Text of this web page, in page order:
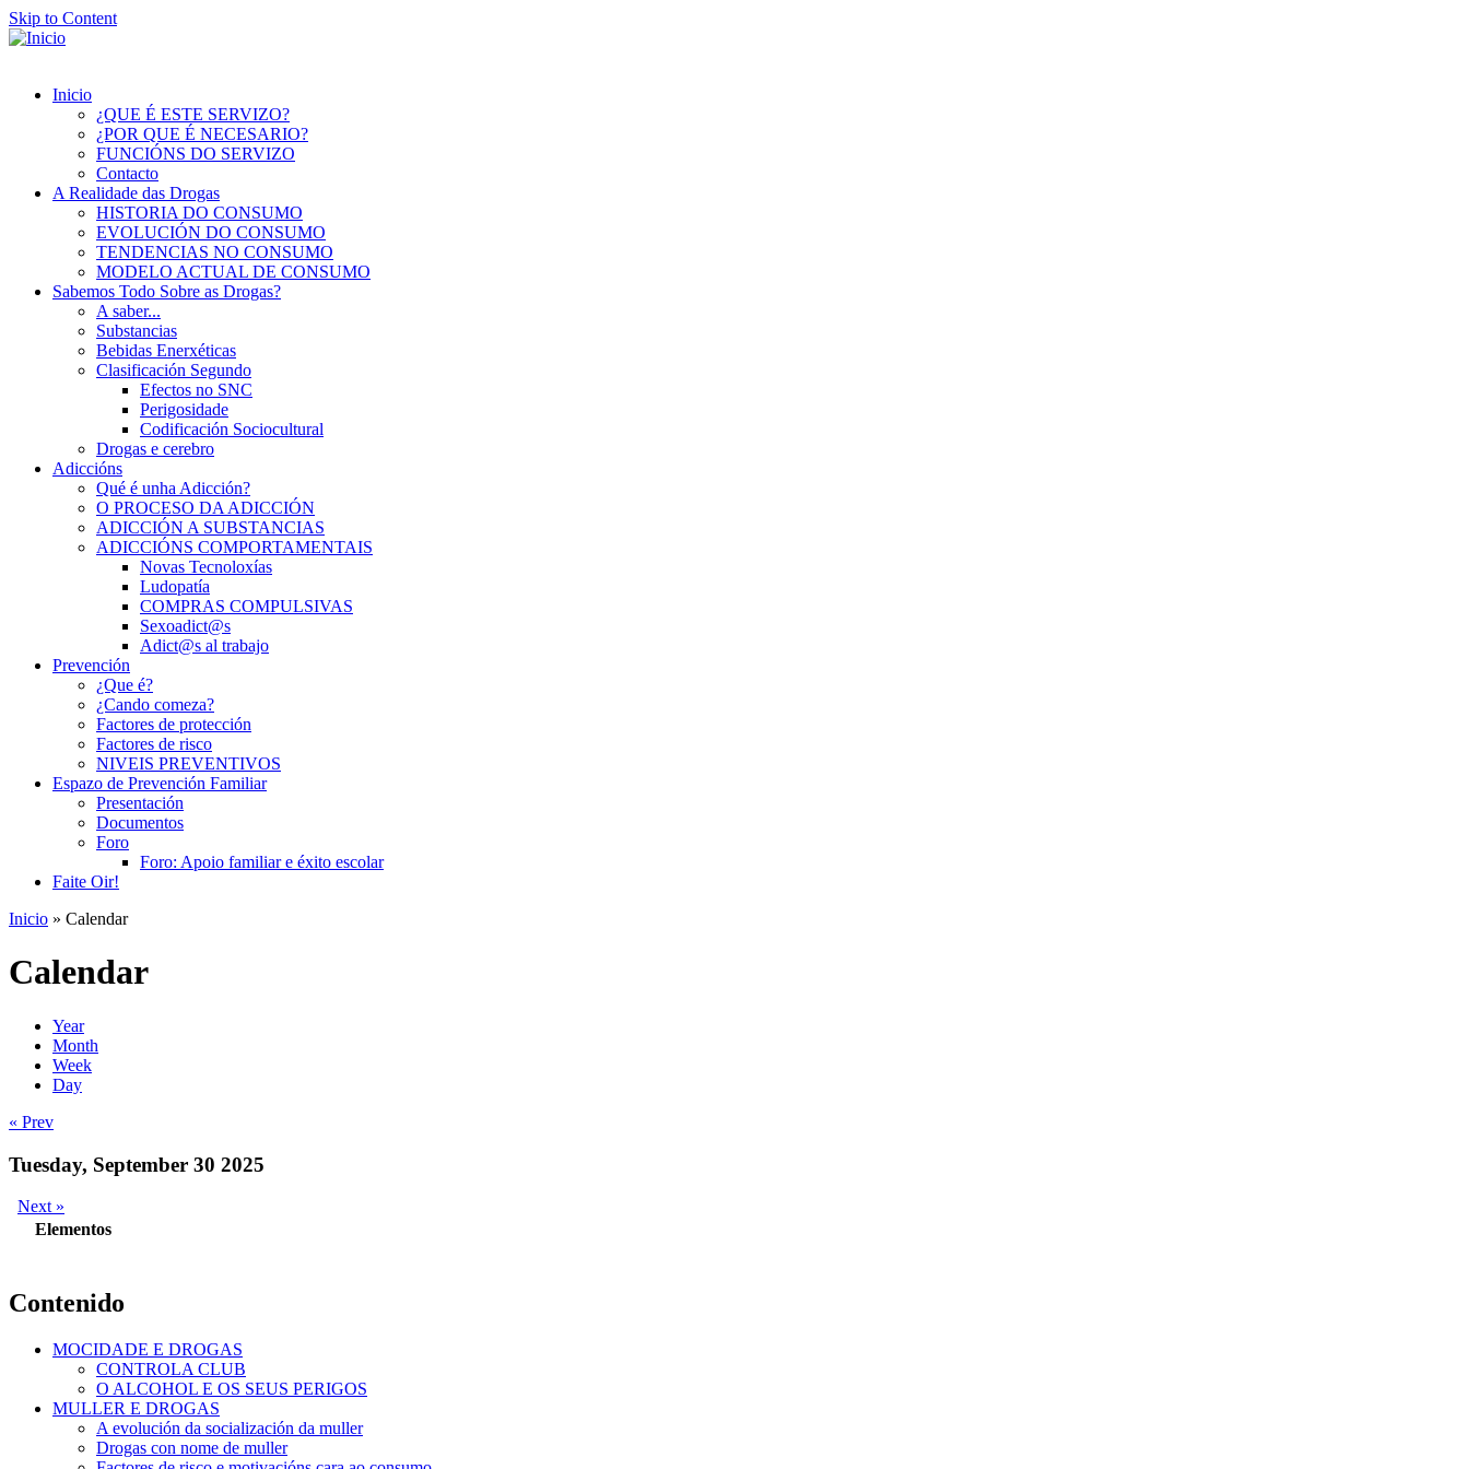
Skip to Content
Inicio
¿QUE É ESTE SERVIZO?
¿POR QUE É NECESARIO?
FUNCIÓNS DO SERVIZO
Contacto
A Realidade das Drogas
HISTORIA DO CONSUMO
EVOLUCIÓN DO CONSUMO
TENDENCIAS NO CONSUMO
MODELO ACTUAL DE CONSUMO
Sabemos Todo Sobre as Drogas?
A saber...
Substancias
Bebidas Enerxéticas
Clasificación Segundo
Efectos no SNC
Perigosidade
Codificación Sociocultural
Drogas e cerebro
Adiccións
Qué é unha Adicción?
O PROCESO DA ADICCIÓN
ADICCIÓN A SUBSTANCIAS
ADICCIÓNS COMPORTAMENTAIS
Novas Tecnoloxías
Ludopatía
COMPRAS COMPULSIVAS
Sexoadict@s
Adict@s al trabajo
Prevención
¿Que é?
¿Cando comeza?
Factores de protección
Factores de risco
NIVEIS PREVENTIVOS
Espazo de Prevención Familiar
Presentación
Documentos
Foro
Foro: Apoio familiar e éxito escolar
Faite Oir!
Inicio » Calendar
Calendar
Year
Month
Week
Day
« Prev
Tuesday, September 30 2025
Next »
Elementos
Contenido
MOCIDADE E DROGAS
CONTROLA CLUB
O ALCOHOL E OS SEUS PERIGOS
MULLER E DROGAS
A evolución da socialización da muller
Drogas con nome de muller